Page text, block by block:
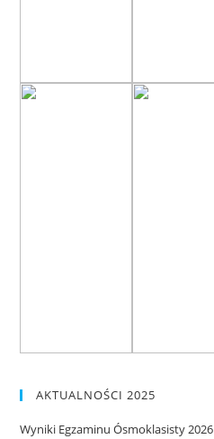
AKTUALNOŚCI 2025
Wyniki Egzaminu Ósmoklasisty 2026